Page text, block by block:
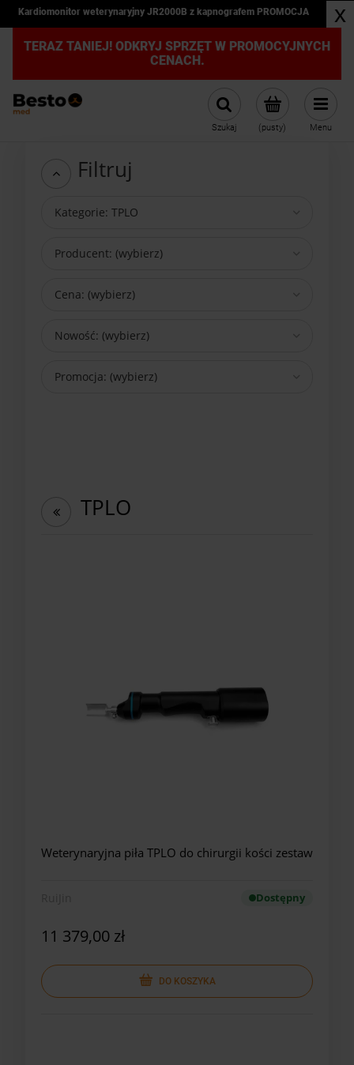
Kardiomonitor weterynaryjny JR2000B z kapnografem PROMOCJA x
TERAZ TANIEJ! ODKRYJ SPRZĘT W PROMOCYJNYCH
CENACH.
(pusty)
Szukaj Menu
Filtruj
Kategorie: TPLO
Producent: (wybierz)
Cena: (wybierz)
Nowość: (wybierz)
Promocja: (wybierz)
TPLO
Weterynaryjna piła TPLO do chirurgii kości zestaw
Dostępny
11 379,00 zł
DO KOSZYKA